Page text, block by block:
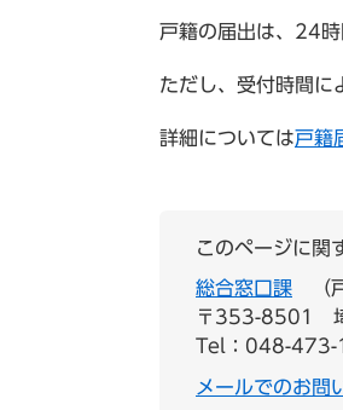
戸籍の届出は、24時
ただし、受付時間に
詳細については戸籍
このページに関
総合窓口課
〒353-8501
Tel：048-473-
メールでのお問